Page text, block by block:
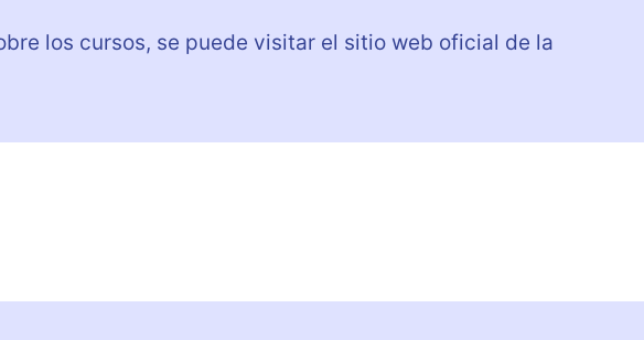
los cursos, se puede visitar el sitio web oficial de la